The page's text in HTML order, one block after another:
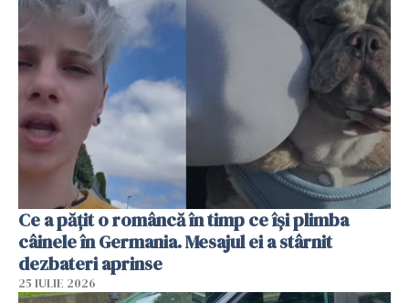
Ce a pățit o româncă în timp ce își plimba
câinele în Germania. Mesajul ei a stârnit
dezbateri aprinse
25 IULIE 2026